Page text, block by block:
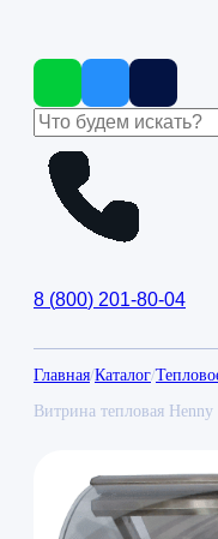
8 (800) 201-80-04
Главная/Каталог/
Витрина тепловая